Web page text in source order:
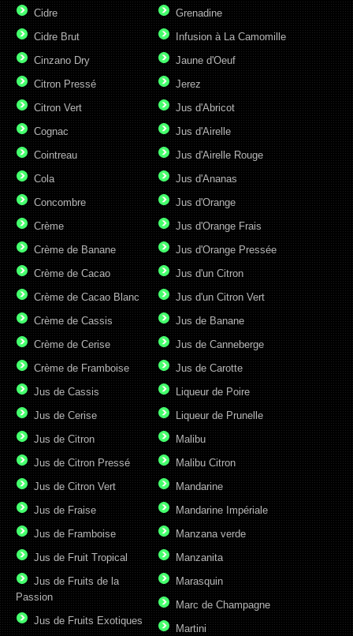
Cidre
Cidre Brut
Cinzano Dry
Citron Pressé
Citron Vert
Cognac
Cointreau
Cola
Concombre
Crème
Crème de Banane
Crème de Cacao
Crème de Cacao Blanc
Crème de Cassis
Crème de Cerise
Crème de Framboise
Grenadine
Infusion à La Camomille
Jaune d'Oeuf
Jerez
Jus d'Abricot
Jus d'Airelle
Jus d'Airelle Rouge
Jus d'Ananas
Jus d'Orange
Jus d'Orange Frais
Jus d'Orange Pressée
Jus d'un Citron
Jus d'un Citron Vert
Jus de Banane
Jus de Canneberge
Jus de Carotte
Jus de Cassis
Jus de Cerise
Jus de Citron
Jus de Citron Pressé
Jus de Citron Vert
Jus de Fraise
Jus de Framboise
Jus de Fruit Tropical
Jus de Fruits de la
Passion
Jus de Fruits Exotiques
Liqueur de Poire
Liqueur de Prunelle
Malibu
Malibu Citron
Mandarine
Mandarine Impériale
Manzana verde
Manzanita
Marasquin
Marc de Champagne
Martini